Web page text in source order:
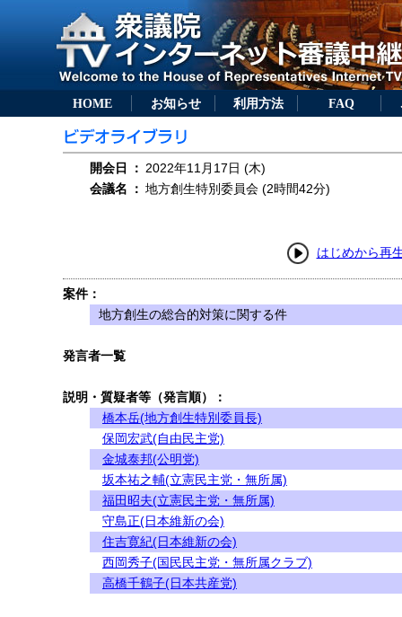
HOME お知らせ 利用方法 FAQ
開会日 ： 2022年11月17日 (木)
会議名
： 地方創生特別委員会 (2時間42分)
はじめから再
案件：
地方創生の総合的対策に関する件
発言者一覧
説明・質疑者等（発言順）：
橋本岳(地方創生特別委員長)
保岡宏武(自由民主党)
金城泰邦(公明党)
坂本祐之輔(立憲民主党・無所属)
福田昭夫(立憲民主党・無所属)
守島正(日本維新の会)
住吉寛紀(日本維新の会)
西岡秀子(国民民主党・無所属クラブ)
高橋千鶴子(日本共産党)